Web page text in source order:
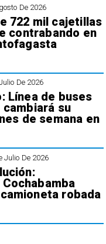
De 2026
722 mil cajetillas
contrabando en
De 2026
Línea de buses
su
de semana en
Julio De 2026
robada